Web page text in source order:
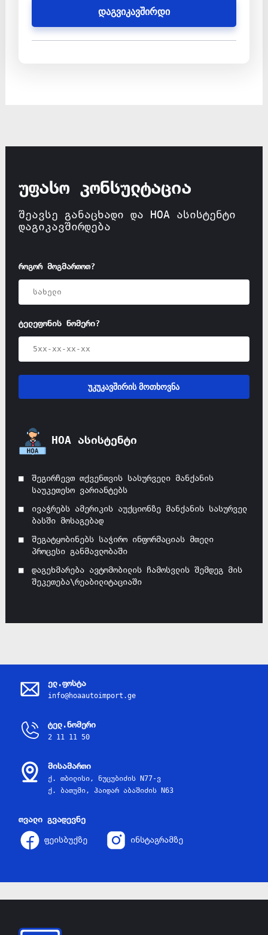
დაგვიკავშირდი
უფასო კონსულტაცია
შეავსე განაცხადი და HOA ასისტენტი
დაგიკავშირდება
როგორ მოგმართოთ?
ტელეფონის ნომერი?
უკუკავშირის მოთხოვნა
HOA ასისტენტი
შეგირჩევთ თქვენთვის სასურველი მანქანის
საუკეთესო ვარიანტებს
ივაჭრებს ამერიკის აუქციონზე მანქანის სასურველ
ბასში მოსაგებად
შეგატყობინებს საჭირო ინფორმაციას მთელი
პროცესი განმავლობაში
დაგეხმარება ავტომობილის ჩამოსვლის შემდეგ მის
შეკეთება\რეაბილიტაციაში
ელ.ფოსტა
info@hoaautoimport.ge
ტელ.ნომერი
2 11 11 50
მისამართი
ქ. თბილისი, ნუცუბიძის N77-ვ
ქ. ბათუმი, ჰაიდარ აბაშიძის N63
თვალი გვადევნე
ფეისბუქზე ინსტაგრამზე